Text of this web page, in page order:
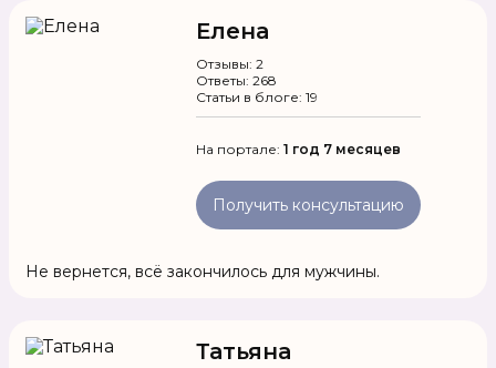
Елена
Отзывы: 2
Ответы: 268
Статьи в блоге: 19
На портале: 1 год 7 месяцев
Получить консультацию
Не вернется, всё закончилось для мужчины.
Татьяна